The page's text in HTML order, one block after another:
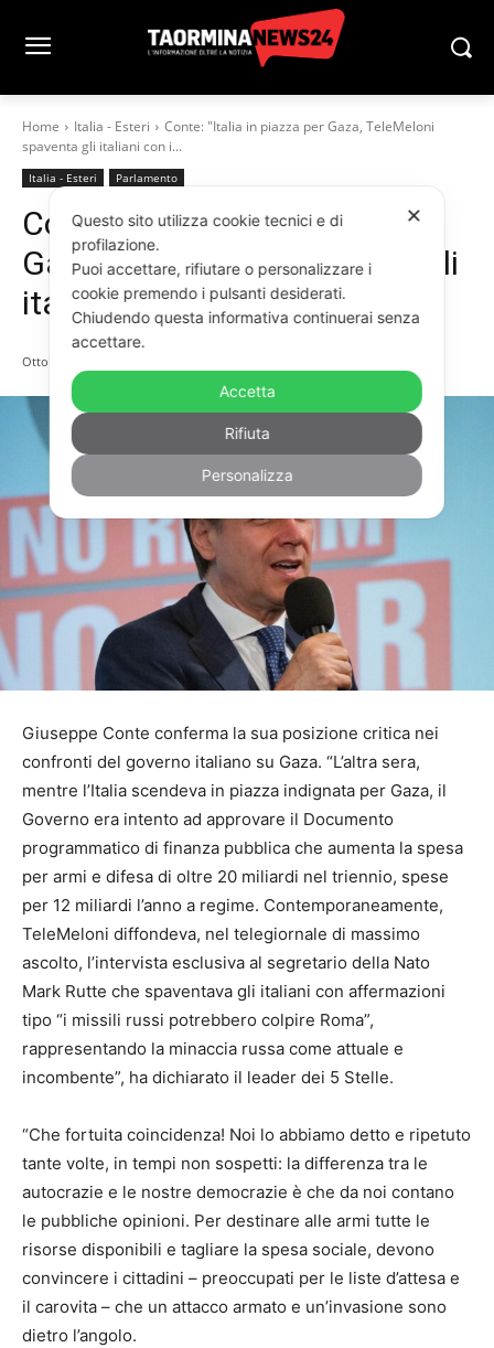
Home Italia - Esteri
Conte: "Italia in piazza per Gaza, TeleMeloni
spaventa gli italiani con i...
Italia - Esteri Parlamento
Conte: “Italia in piazza per
Gaza, TeleMeloni spaventa gli
italiani con i missili russi”
Ottobre 5, 2025
Giuseppe Conte conferma la sua posizione critica nei
confronti del governo italiano su Gaza. “L’altra sera,
mentre l’Italia scendeva in piazza indignata per Gaza, il
Governo era intento ad approvare il Documento
programmatico di finanza pubblica che aumenta la spesa
per armi e difesa di oltre 20 miliardi nel triennio, spese
per 12 miliardi l’anno a regime. Contemporaneamente,
TeleMeloni diffondeva, nel telegiornale di massimo
ascolto, l’intervista esclusiva al segretario della Nato
Mark Rutte che spaventava gli italiani con affermazioni
tipo “i missili russi potrebbero colpire Roma”,
rappresentando la minaccia russa come attuale e
incombente”, ha dichiarato il leader dei 5 Stelle.
“Che fortuita coincidenza! Noi lo abbiamo detto e ripetuto
tante volte, in tempi non sospetti: la differenza tra le
autocrazie e le nostre democrazie è che da noi contano
le pubbliche opinioni. Per destinare alle armi tutte le
risorse disponibili e tagliare la spesa sociale, devono
convincere i cittadini – preoccupati per le liste d’attesa e
il carovita – che un attacco armato e un’invasione sono
dietro l’angolo.
✕
Questo sito utilizza cookie tecnici e di
profilazione.
Puoi accettare, rifiutare o personalizzare i
cookie premendo i pulsanti desiderati.
Chiudendo questa informativa continuerai senza
accettare.
Accetta
Rifiuta
Personalizza